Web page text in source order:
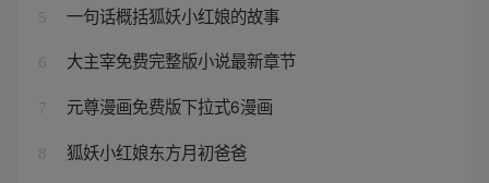
5 一句话概括狐妖小红娘的故事
6 大主宰免费完整版小说最新章节
7 元尊漫画免费版下拉式6漫画
8 狐妖小红娘东方月初爸爸